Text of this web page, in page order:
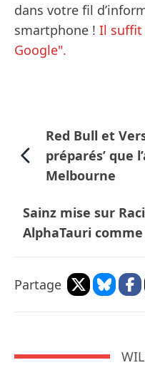
dans votre fil
smartphone ! Il suffit
Google".
Red Bull et
préparés’ que
Melbourne
Sainz mise sur
AlphaTauri
Partage